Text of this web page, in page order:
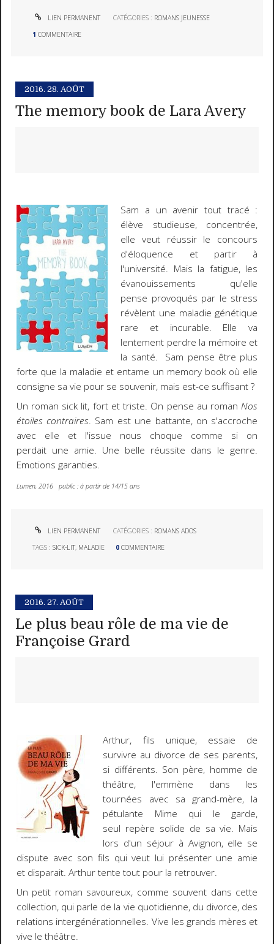
LIEN PERMANENT CATÉGORIES : ROMANS JEUNESSE
1 COMMENTAIRE
2016. 28. AOÛT
The memory book de Lara Avery
Sam a un avenir tout tracé :
élève studieuse, concentrée,
elle veut réussir le concours
d'éloquence et partir à
l'université. Mais la fatigue, les
évanouissements qu'elle
pense provoqués par le stress
révèlent une maladie génétique
rare et incurable. Elle va
lentement perdre la mémoire et
la santé. Sam pense être plus
forte que la maladie et entame un memory book où elle
consigne sa vie pour se souvenir, mais est-ce suffisant ?
Un roman sick lit, fort et triste. On pense au romanNos
étoiles contraires. Sam est une battante, on s'accroche
avec elle et l'issue nous choque comme si on
perdait une amie. Une belle réussite dans le genre.
Emotions garanties.
Lumen, 2016 public : à partir de 14/15 ans
LIEN PERMANENT CATÉGORIES : ROMANS ADOS
TAGS :SICK-LIT, MALADIE 0 COMMENTAIRE
2016. 27. AOÛT
Le plus beau rôle de ma vie de
Françoise Grard
Arthur, fils unique, essaie de
survivre au divorce de ses parents,
si différents. Son père, homme de
théâtre, l'emmène dans les
tournées avec sa grand-mère, la
pétulante Mime qui le garde,
seul repère solide de sa vie. Mais
lors d'un séjour à Avignon, elle se
dispute avec son fils qui veut lui présenter une amie
et disparait. Arthur tente tout pour la retrouver.
Un petit roman savoureux, comme souvent dans cette
collection, qui parle de la vie quotidienne, du divorce, des
relations intergénérationnelles. Vive les grands mères et
vive le théâtre.